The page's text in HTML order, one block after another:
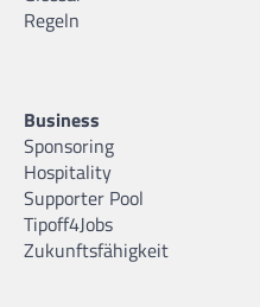
Regeln
Business
Sponsoring
Hospitality
Supporter Pool
Tipoff4Jobs
Zukunftsfähigkeit